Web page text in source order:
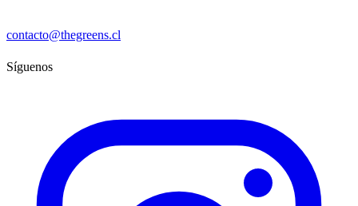
contacto@thegreens.cl
Síguenos